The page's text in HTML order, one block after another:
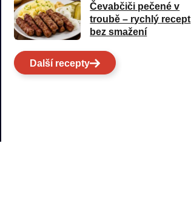
Čevabčiči pečené v
troubě – rychlý recept
bez smažení
Další recepty